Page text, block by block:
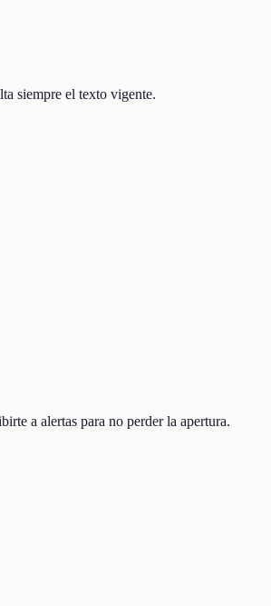
siempre el texto vigente.
a alertas para no perder la apertura.